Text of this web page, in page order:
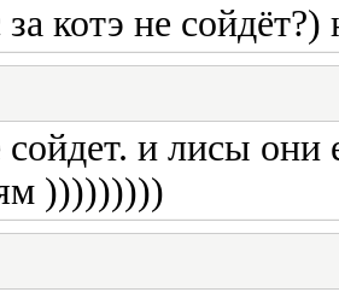
котэ не
сойдет. и лисы
)))))))))